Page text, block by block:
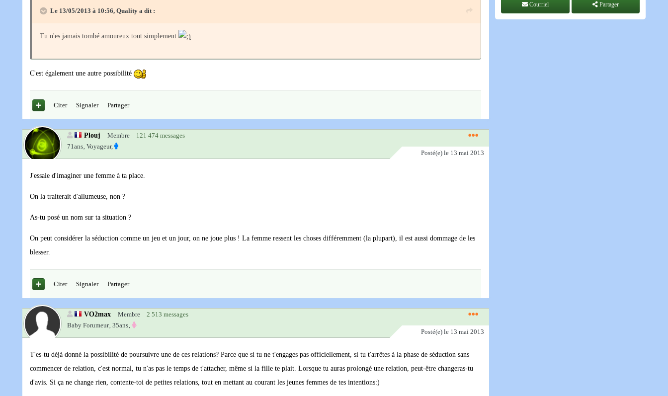
Le 13/05/2013 à 10:56, Quality a dit :
Tu n'es jamais tombé amoureux tout simplement.
C'est également une autre possibilité
Citer Signaler Partager
Plouj Membre
121 474 messages
71ans‚ Voyageur,
Posté(e) le 13 mai 2013
J'essaie d'imaginer une femme à ta place.
On la traiterait d'allumeuse, non ?
As-tu posé un nom sur ta situation ?
On peut considérer la séduction comme un jeu et un jour, on ne joue plus ! La femme ressent les choses différemment (la plupart), il est aussi dommage de les
blesser.
Citer Signaler Partager
VO2max Membre
2 513 messages
Baby Forumeur‚ 35ans‚
Posté(e) le 13 mai 2013
T'es-tu déjà donné la possibilité de poursuivre une de ces relations? Parce que si tu ne t'engages pas officiellement, si tu t'arrêtes à la phase de séduction sans
commencer de relation, c'est normal, tu n'as pas le temps de t'attacher, même si la fille te plait. Lorsque tu auras prolongé une relation, peut-être changeras-tu
d'avis. Si ça ne change rien, contente-toi de petites relations, tout en mettant au courant les jeunes femmes de tes intentions:)
Courriel Partager